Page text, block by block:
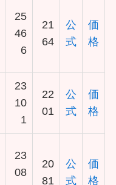
25
46
6
21
64
公
式
価
格
23
10
1
22
01
公
式
価
格
23
08
20
81
公
式
価
格